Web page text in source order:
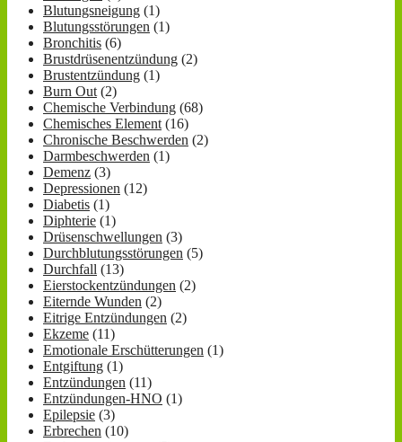
Blutungsneigung (1)
Blutungsstörungen (1)
Bronchitis (6)
Brustdrüsenentzündung (2)
Brustentzündung (1)
Burn Out (2)
Chemische Verbindung (68)
Chemisches Element (16)
Chronische Beschwerden (2)
Darmbeschwerden (1)
Demenz (3)
Depressionen (12)
Diabetis (1)
Diphterie (1)
Drüsenschwellungen (3)
Durchblutungsstörungen (5)
Durchfall (13)
Eierstockentzündungen (2)
Eiternde Wunden (2)
Eitrige Entzündungen (2)
Ekzeme (11)
Emotionale Erschütterungen (1)
Entgiftung (1)
Entzündungen (11)
Entzündungen-HNO (1)
Epilepsie (3)
Erbrechen (10)